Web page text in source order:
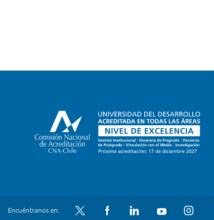
Encuéntranos en: Twitter FacebookLinkedIn YouTube Instagram